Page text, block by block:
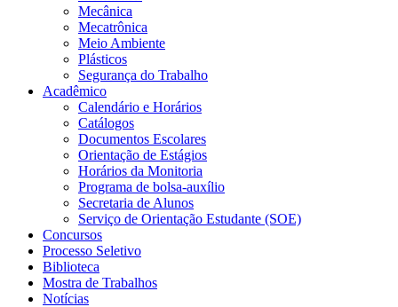
Mecânica
Mecatrônica
Meio Ambiente
Plásticos
Segurança do Trabalho
Acadêmico
Calendário e Horários
Catálogos
Documentos Escolares
Orientação de Estágios
Horários da Monitoria
Programa de bolsa-auxílio
Secretaria de Alunos
Serviço de Orientação Estudante (SOE)
Concursos
Processo Seletivo
Biblioteca
Mostra de Trabalhos
Notícias